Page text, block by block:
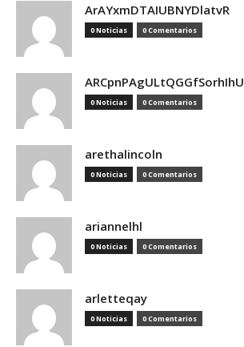
ArAYxmDTAIUBNYDlatvR
0 Noticias 0 Comentarios
ARCpnPAgULtQGGfSorhIhU
0 Noticias 0 Comentarios
arethalincoln
0 Noticias 0 Comentarios
ariannelhl
0 Noticias 0 Comentarios
arletteqay
0 Noticias 0 Comentarios